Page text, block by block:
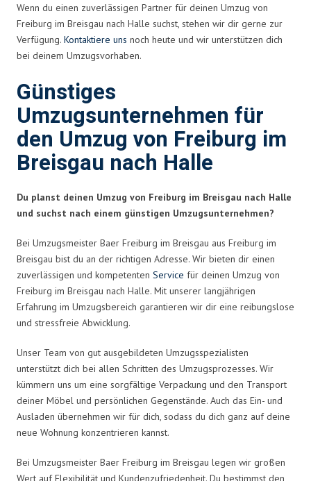
Wenn du einen zuverlässigen Partner für deinen Umzug von
Freiburg im Breisgau nach Halle suchst, stehen wir dir gerne zur
Verfügung. Kontaktiere uns noch heute und wir unterstützen dich
bei deinem Umzugsvorhaben.
Günstiges
Umzugsunternehmen für
den Umzug von Freiburg im
Breisgau nach Halle
Du planst deinen Umzug von Freiburg im Breisgau nach Halle
und suchst nach einem günstigen Umzugsunternehmen?
Bei Umzugsmeister Baer Freiburg im Breisgau aus Freiburg im
Breisgau bist du an der richtigen Adresse. Wir bieten dir einen
zuverlässigen und kompetenten Service für deinen Umzug von
Freiburg im Breisgau nach Halle. Mit unserer langjährigen
Erfahrung im Umzugsbereich garantieren wir dir eine reibungslose
und stressfreie Abwicklung.
Unser Team von gut ausgebildeten Umzugsspezialisten
unterstützt dich bei allen Schritten des Umzugsprozesses. Wir
kümmern uns um eine sorgfältige Verpackung und den Transport
deiner Möbel und persönlichen Gegenstände. Auch das Ein- und
Ausladen übernehmen wir für dich, sodass du dich ganz auf deine
neue Wohnung konzentrieren kannst.
Bei Umzugsmeister Baer Freiburg im Breisgau legen wir großen
Wert auf Flexibilität und Kundenzufriedenheit. Du bestimmst den